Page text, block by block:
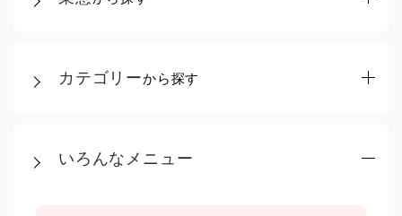
カテゴリーから探す
いろんなメニュー